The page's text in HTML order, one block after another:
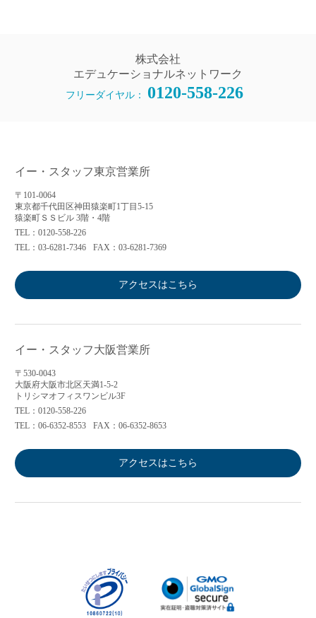
株式会社
エデュケーショナルネットワーク
フリーダイヤル： 0120-558-226
イー・スタッフ東京営業所
〒101-0064
東京都千代田区神田猿楽町1丁目5-15
猿楽町ＳＳビル 3階・4階
TEL：0120-558-226
TEL：03-6281-7346
FAX：03-6281-7369
アクセスはこちら
イー・スタッフ大阪営業所
〒530-0043
大阪府大阪市北区天満1-5-2
トリシマオフィスワンビル3F
TEL：0120-558-226
TEL：06-6352-8553
FAX：06-6352-8653
アクセスはこちら